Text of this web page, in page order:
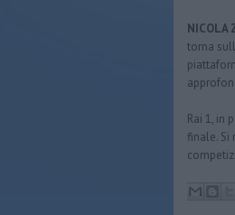
NICOLA
torna
Rai 1, in
finale. Si